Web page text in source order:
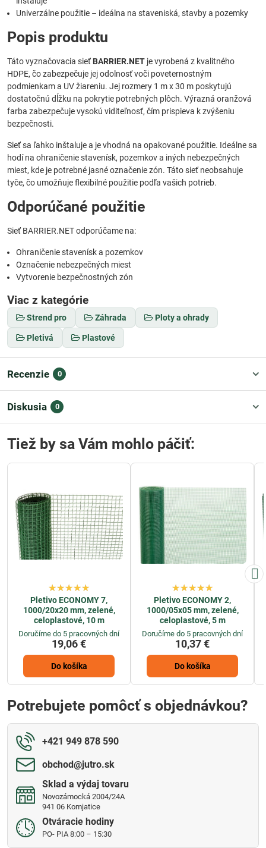
Univerzálne použitie – ideálna na staveniská, stavby a pozemky
Popis produktu
Táto vyznačovacia sieť BARRIER.NET je vyrobená z kvalitného
HDPE, čo zabezpečuje jej odolnosť voči poveternostným
podmienkam a UV žiareniu. Jej rozmery 1 m x 30 m poskytujú
dostatočnú dĺžku na pokrytie potrebných plôch. Výrazná oranžová
farba zabezpečuje vysokú viditeľnosť, čím prispieva k zvýšeniu
bezpečnosti.
Sieť sa ľahko inštaluje a je vhodná na opakované použitie. Ideálne sa
hodí na ohraničenie stavenísk, pozemkov a iných nebezpečných
miest, kde je potrebné jasné označenie zón. Táto sieť neobsahuje
tyče, čo umožňuje flexibilné použitie podľa vašich potrieb.
Odporúčané použitie
Sieť BARRIER.NET odporúčame na:
Ohraničenie stavenísk a pozemkov
Označenie nebezpečných miest
Vytvorenie bezpečnostných zón
Viac z kategórie
Strend pro Záhrada Ploty a ohrady
Pletivá Plastové
Recenzie 0
Diskusia 0
Tiež by sa Vám mohlo páčiť:
Pletivo ECONOMY 7,
1000/20x20 mm, zelené,
celoplastové, 10 m
Doručíme do 5 pracovných dní
19,06 €
Do košíka
Pletivo ECONOMY 2,
1000/05x05 mm, zelené,
celoplastové, 5 m
Doručíme do 5 pracovných dní
10,37 €
Do košíka
Potrebujete pomôcť s objednávkou?
+421 949 878 590
obchod​@jutro​.sk
Sklad a výdaj tovaru
Novozámocká 2004/24A
941 06 Komjatice
Otváracie hodiny
PO- PIA 8:00 – 15:30